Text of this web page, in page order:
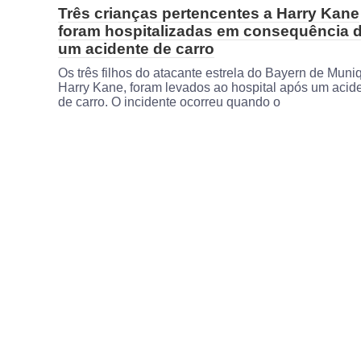
Três crianças pertencentes a Harry Kane
foram hospitalizadas em consequência
um acidente de carro
Os três filhos do atacante estrela do Bayern de
Harry Kane, foram levados ao hospital após um
de carro. O incidente ocorreu quando o